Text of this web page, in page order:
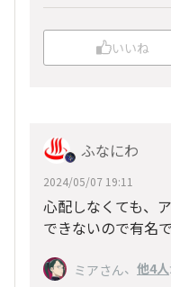
いいね
ふなにわ
2024/05/07 19:11
心配しなくても、
できないので有名
ミアさん、 他4人